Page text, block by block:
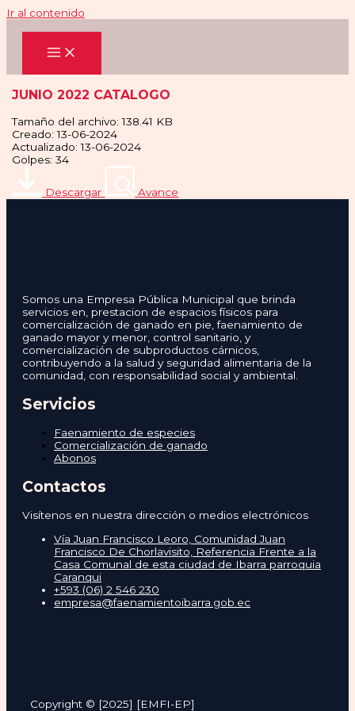
Ir al contenido
JUNIO 2022 CATALOGO
Tamaño del archivo: 138.41 KB
Creado: 13-06-2024
Actualizado: 13-06-2024
Golpes: 34
Descargar Avance
Somos una Empresa Pública Municipal que brinda
servicios en, prestacion de espacios físicos para
comercialización de ganado en pie, faenamiento de
ganado mayor y menor, control sanitario, y
comercialización de subproductos cárnicos,
contribuyendo a la salud y seguridad alimentaria de la
comunidad, con responsabilidad social y ambiental.
Servicios
Faenamiento de especies
Comercialización de ganado
Abonos
Contactos
Visítenos en nuestra dirección o medios electrónicos
Vía Juan Francisco Leoro, Comunidad Juan
Francisco De Chorlavisito, Referencia Frente a la
Casa Comunal de esta ciudad de Ibarra parroquia
Caranqui
+593 (06) 2 546 230
empresa@faenamientoibarra.gob.ec
Copyright © [2025] [EMFI-EP]